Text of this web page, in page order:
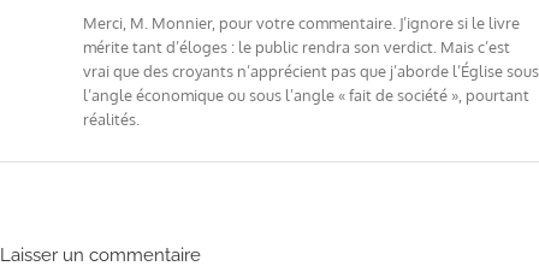
Merci, M. Monnier, pour votre commentaire. J’ignore si le livre
mérite tant d’éloges : le public rendra son verdict. Mais c’est
vrai que des croyants n’apprécient pas que j’aborde l’Église sous
l’angle économique ou sous l’angle « fait de société », pourtant
réalités.
Laisser un commentaire